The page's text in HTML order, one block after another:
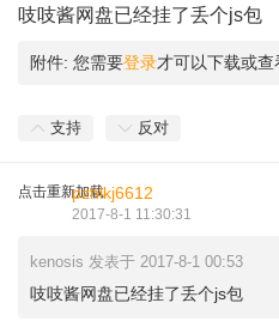
吱吱酱网盘已经挂了丢个js包
附件: 您需要登录才可以下载或查
支持 反对
点击重新加载pzhlkj6612
2017-8-1 11:30:31
kenosis 发表于 2017-8-1 00:53
吱吱酱网盘已经挂了丢个js包